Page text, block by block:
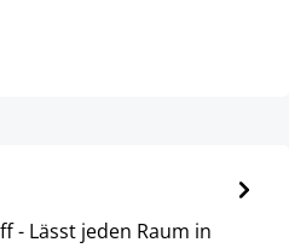
- Lässt jeden Raum in